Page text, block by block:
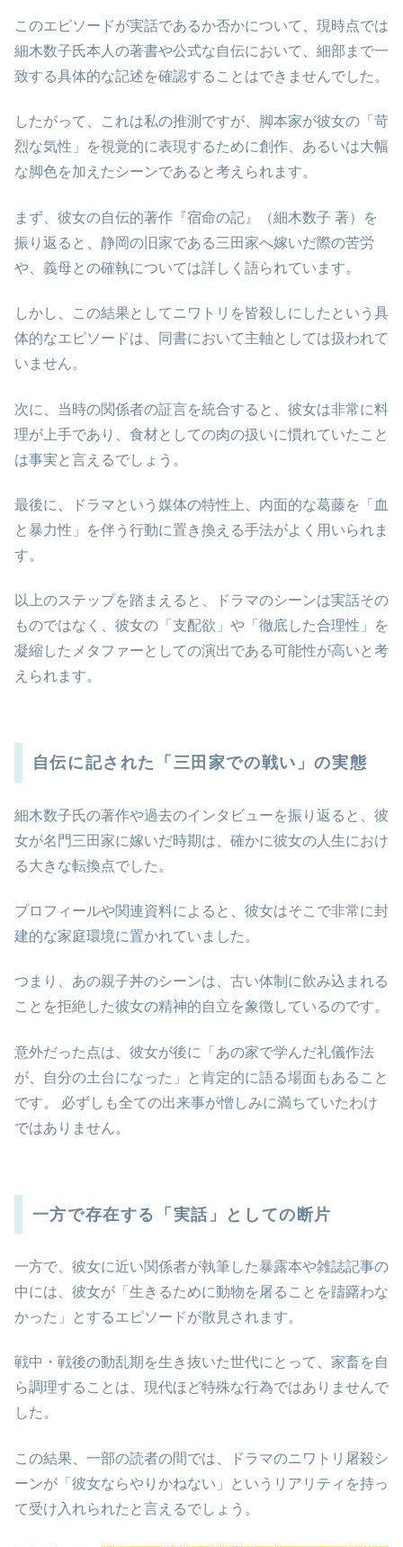
このエピソードが実話であるか否かについて、現時点では
細木数子氏本人の著書や公式な自伝において、細部まで一
致する具体的な記述を確認することはできませんでした。
したがって、これは私の推測ですが、脚本家が彼女の「苛
烈な気性」を視覚的に表現するために創作、あるいは大幅
な脚色を加えたシーンであると考えられます。
まず、彼女の自伝的著作『宿命の記』（細木数子 著）を
振り返ると、静岡の旧家である三田家へ嫁いだ際の苦労
や、義母との確執については詳しく語られています。
しかし、この結果としてニワトリを皆殺しにしたという具
体的なエピソードは、同書において主軸としては扱われて
いません。
次に、当時の関係者の証言を統合すると、彼女は非常に料
理が上手であり、食材としての肉の扱いに慣れていたこと
は事実と言えるでしょう。
最後に、ドラマという媒体の特性上、内面的な葛藤を「血
と暴力性」を伴う行動に置き換える手法がよく用いられま
す。
以上のステップを踏まえると、ドラマのシーンは実話その
ものではなく、彼女の「支配欲」や「徹底した合理性」を
凝縮したメタファーとしての演出である可能性が高いと考
えられます。
自伝に記された「三田家での戦い」の実態
細木数子氏の著作や過去のインタビューを振り返ると、彼
女が名門三田家に嫁いだ時期は、確かに彼女の人生におけ
る大きな転換点でした。
プロフィールや関連資料によると、彼女はそこで非常に封
建的な家庭環境に置かれていました。
つまり、あの親子丼のシーンは、古い体制に飲み込まれる
ことを拒絶した彼女の精神的自立を象徴しているのです。
意外だった点は、彼女が後に「あの家で学んだ礼儀作法
が、自分の土台になった」と肯定的に語る場面もあること
です。 必ずしも全ての出来事が憎しみに満ちていたわけ
ではありません。
一方で存在する「実話」としての断片
一方で、彼女に近い関係者が執筆した暴露本や雑誌記事の
中には、彼女が「生きるために動物を屠ることを躊躇わな
かった」とするエピソードが散見されます。
戦中・戦後の動乱期を生き抜いた世代にとって、家畜を自
ら調理することは、現代ほど特殊な行為ではありませんで
した。
この結果、一部の読者の間では、ドラマのニワトリ屠殺シ
ーンが「彼女ならやりかねない」というリアリティを持っ
て受け入れられたと言えるでしょう。